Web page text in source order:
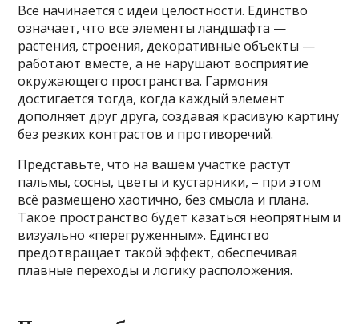
Всё начинается с идеи целостности. Единство
означает, что все элементы ландшафта —
растения, строения, декоративные объекты —
работают вместе, а не нарушают восприятие
окружающего пространства. Гармония
достигается тогда, когда каждый элемент
дополняет друг друга, создавая красивую картину
без резких контрастов и противоречий.
Представьте, что на вашем участке растут
пальмы, сосны, цветы и кустарники, – при этом
всё размещено хаотично, без смысла и плана.
Такое пространство будет казаться неопрятным и
визуально «перегруженным». Единство
предотвращает такой эффект, обеспечивая
плавные переходы и логику расположения.